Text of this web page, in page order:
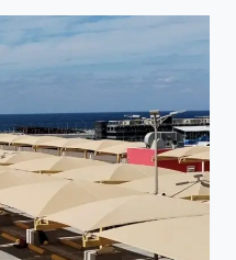
حلول
مظلات
عملية